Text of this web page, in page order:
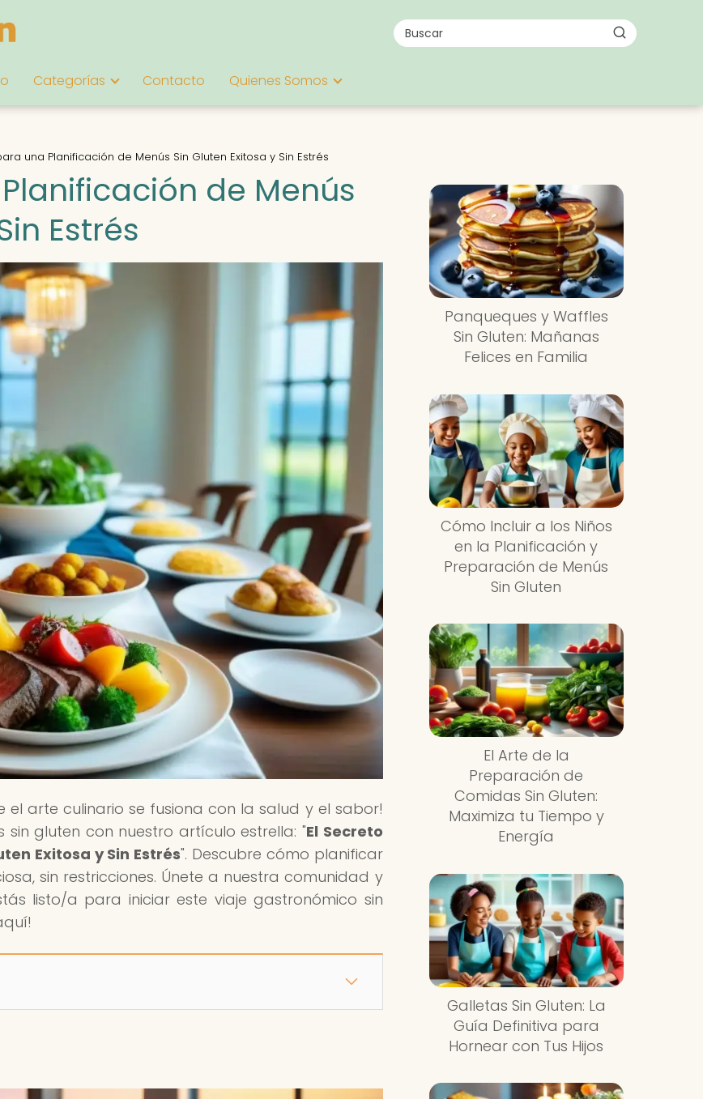
Categorías Contacto Quienes Somos
una Planificación de Menús Sin Gluten Exitosa y Sin Estrés
de Menús
Estrés
el arte culinario se fusiona con la salud y el sabor!
gluten con nuestro artículo estrella: "El Secreto
Exitosa y Sin Estrés". Descubre cómo planificar
sin restricciones. Únete a nuestra comunidad y
listo/a para iniciar este viaje gastronómico sin
Panqueques y Waffles
Sin Gluten: Mañanas
Felices en Familia
Cómo Incluir a los Niños
en la Planificación y
Preparación de Menús
Sin Gluten
El Arte de la
Preparación de
Comidas Sin Gluten:
Maximiza tu Tiempo y
Energía
Galletas Sin Gluten: La
Guía Definitiva para
Hornear con Tus Hijos